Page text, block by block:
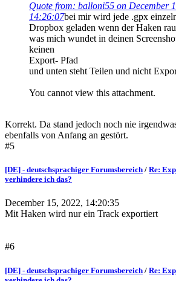
Quote from: balloni55 on December
14:26:07bei mir wird jede .gpx
Dropbox geladen wenn der Haken
was mich wundet in deinen
keinen
Export- Pfad
und unten steht Teilen und nicht
You cannot view this attachment.
Korrekt. Da stand jedoch noch nie
ebenfalls von Anfang an gestört.
#5
[DE] - deutschsprachiger Forumsbereich / Re:
verhindere ich das?
December 15, 2022, 14:20:35
Mit Haken wird nur ein Track exportiert
#6
[DE] - deutschsprachiger Forumsbereich / Re: